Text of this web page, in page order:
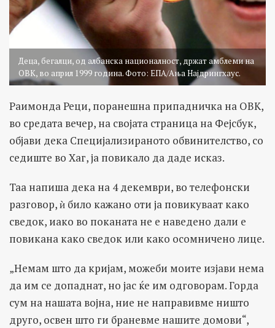
Деца, бегалци, од албанска националност, држат амблеми на
ОВК, во април 1999 година. Фото: ЕПА/Ања Најдрингхаус.
Раимонда Реци, поранешна припадничка на ОВК,
во средата вечер, на својата страница на Фејсбук,
објави дека Специјализираното обвинителство, со
седиште во Хаг, ја повикало да даде исказ.
Таа напиша дека на 4 декември, во телефонски
разговор, ѝ било кажано оти ја повикуваат како
сведок, иако во поканата не е наведено дали е
повикана како сведок или како осомничено лице.
„Немам што да кријам, можеби моите изјави нема
да им се допаднат, но јас ќе им одговорам. Горда
сум на нашата војна, ние не направивме ништо
друго, освен што ги браневме нашите домови“,